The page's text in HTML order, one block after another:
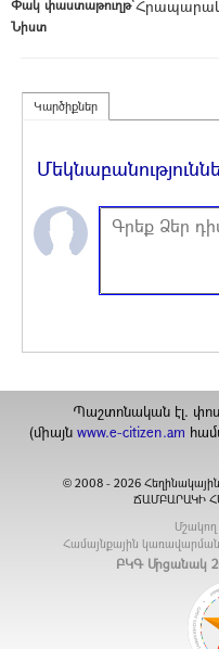
Փակ փաստաթուղթ՝
Նիստ
Կարծիքներ
Պաշտոնական էլ.
(միայն www.e-citizen.am
© 2008 -2026
ՃԱՄԲԱՐԱԿԻ
Մշակող
Համայնքային
ԲԿԳ Մրցանակ